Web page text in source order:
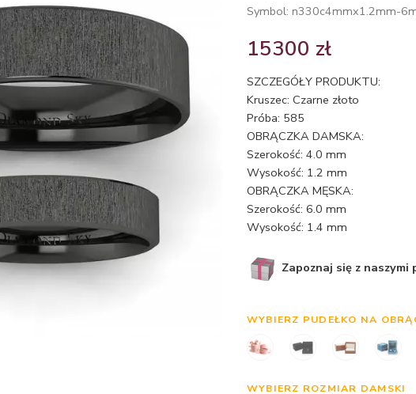
Symbol: n330c4mmx1.2mm-
15300 zł
SZCZEGÓŁY PRODUKTU:
Kruszec: Czarne złoto
Próba: 585
OBRĄCZKA DAMSKA:
Szerokość: 4.0 mm
Wysokość: 1.2 mm
OBRĄCZKA MĘSKA:
Szerokość: 6.0 mm
Wysokość: 1.4 mm
Zapoznaj się z naszymi
WYBIERZ PUDEŁKO NA
WYBIERZ ROZMIAR DAMSKI